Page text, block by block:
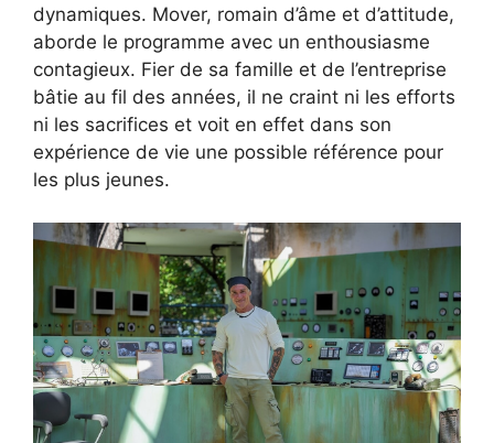
dynamiques. Mover, romain d’âme et d’attitude,
aborde le programme avec un enthousiasme
contagieux. Fier de sa famille et de l’entreprise
bâtie au fil des années, il ne craint ni les efforts
ni les sacrifices et voit en effet dans son
expérience de vie une possible référence pour
les plus jeunes.